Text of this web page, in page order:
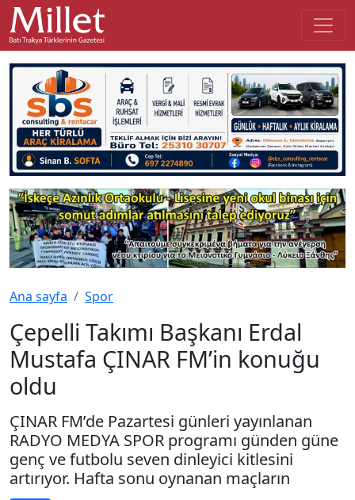
Ana sayfa Spor
Çepelli Takımı Başkanı Erdal
Mustafa ÇINAR FM’in konuğu
oldu
ÇINAR FM’de Pazartesi günleri yayınlanan
RADYO MEDYA SPOR programı günden güne
genç ve futbolu seven dinleyici kitlesini
artırıyor. Hafta sonu oynanan maçların